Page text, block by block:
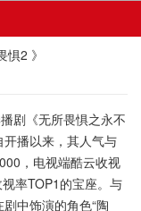
2 》
剧《无所畏惧之永不
播以来，其人气与
，电视端酷云收视
率TOP1的宝座。与
中饰演的角色“陶